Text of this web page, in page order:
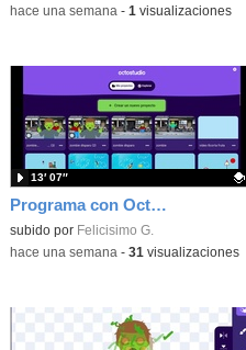
-hace una semana - 1 visualizaciones
Programa con OctoStudio, un juego de disparos contra Zombies con un cargador basado en el House of the dead
Contenido educativo.
subido por Felicisimo G.
13′ 07″
-hace una semana - 31 visualizaciones